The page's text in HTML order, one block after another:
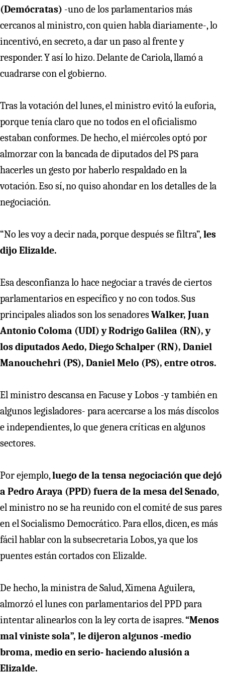
(Demócratas) -uno de los parlamentarios más
cercanos al ministro, con quien habla diariamente-, lo
incentivó, en secreto, a dar un paso al frente y
responder. Y así lo hizo. Delante de Cariola, llamó a
cuadrarse con el gobierno.
Tras la votación del lunes, el ministro evitó la euforia,
porque tenía claro que no todos en el oficialismo
estaban conformes. De hecho, el miércoles optó por
almorzar con la bancada de diputados del PS para
hacerles un gesto por haberlo respaldado en la
votación. Eso sí, no quiso ahondar en los detalles de la
negociación.
“No les voy a decir nada, porque después se filtra”, les
dijo Elizalde.
Esa desconfianza lo hace negociar a través de ciertos
parlamentarios en específico y no con todos. Sus
principales aliados son los senadoresWalker, Juan
Antonio Coloma (UDI) y Rodrigo Galilea (RN), y
los diputados Aedo, Diego Schalper (RN), Daniel
Manouchehri (PS), Daniel Melo (PS), entre otros.
El ministro descansa en Facuse y Lobos -y también en
algunos legisladores- para acercarse a los más díscolos
e independientes, lo que genera críticas en algunos
sectores.
Por ejemplo,luego de la tensa negociación que dejó
a Pedro Araya (PPD) fuera de la mesa del Senado,
el ministro no se ha reunido con el comité de sus pares
en el Socialismo Democrático. Para ellos, dicen, es más
fácil hablar con la subsecretaria Lobos, ya que los
puentes están cortados con Elizalde.
De hecho, la ministra de Salud, Ximena Aguilera,
almorzó el lunes con parlamentarios del PPD para
intentar alinearlos con la ley corta de isapres.“Menos
mal viniste sola”, le dijeron algunos -medio
broma, medio en serio- haciendo alusión a
Elizalde.